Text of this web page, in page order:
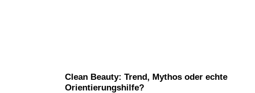
Clean Beauty: Trend, Mythos oder echte
Orientierungshilfe?